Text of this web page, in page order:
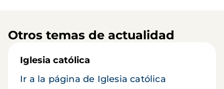
Otros temas de actualidad
Iglesia católica
Ir a la página de Iglesia católica